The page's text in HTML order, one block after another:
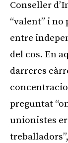
Conseller
“valent” i no
entre
del cos. En
darreres
preguntat
unionistes